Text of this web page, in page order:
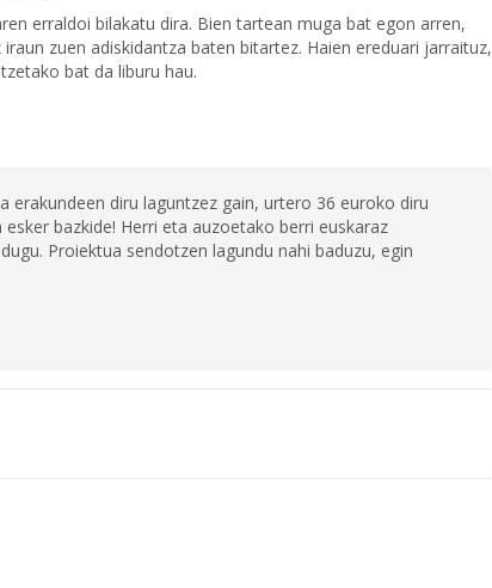
erraldoi bilakatu dira. Bien tartean muga bat egon arren,
zuen adiskidantza baten bitartez. Haien ereduari jarraituz,
bat da liburu hau.
erakundeen diru laguntzez gain, urtero 36 euroko diru
bazkide! Herri eta auzoetako berri euskaraz
Proiektua sendotzen lagundu nahi baduzu, egin